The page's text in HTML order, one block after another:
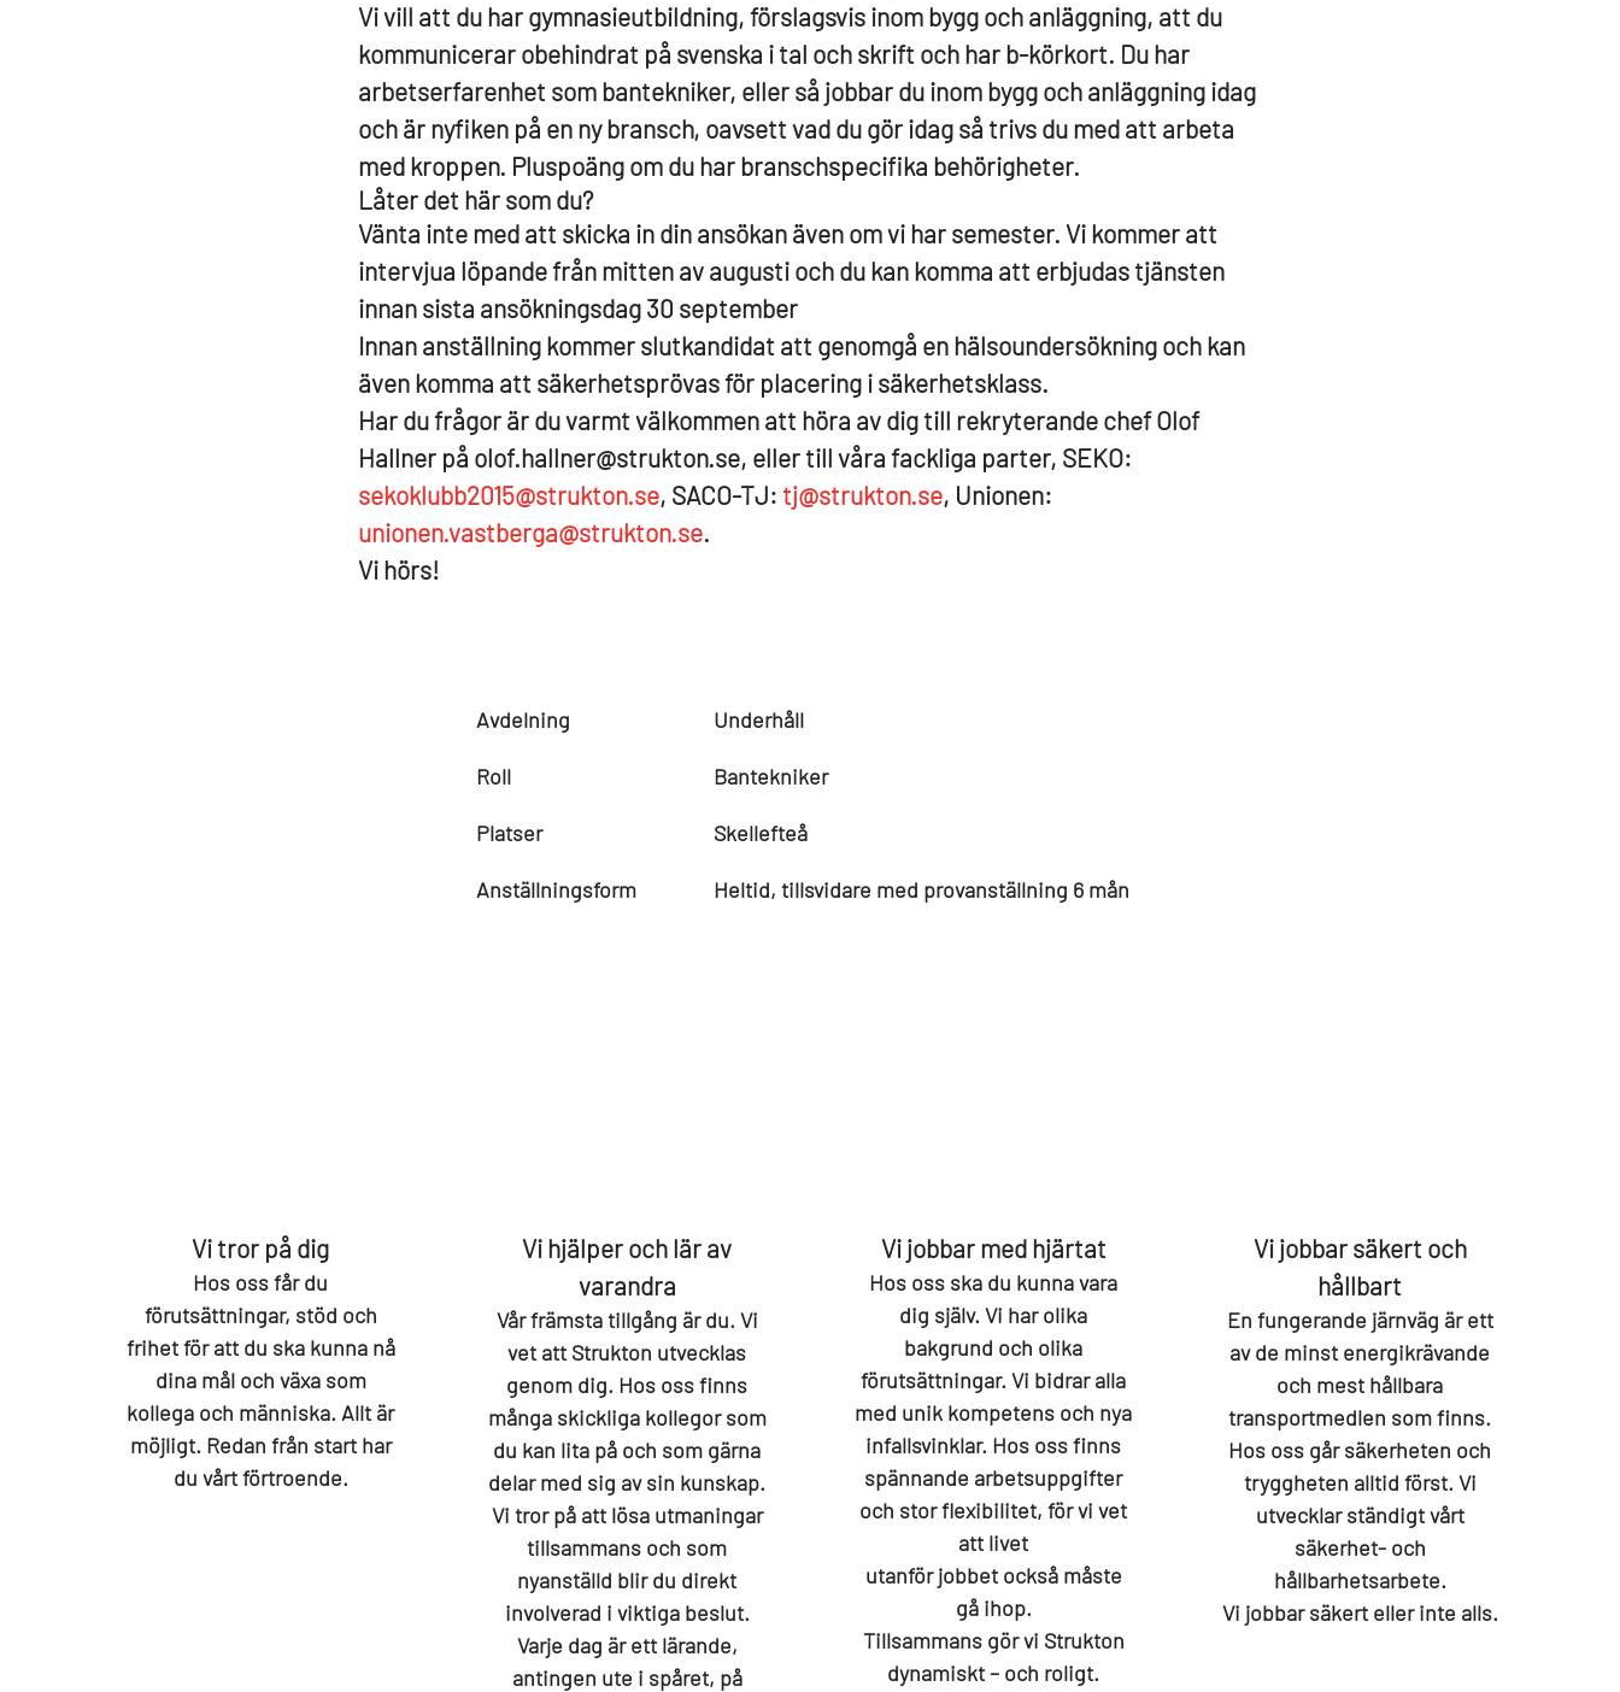
Vi vill att du har gymnasieutbildning, förslagsvis inom bygg och anläggning, att du
kommunicerar obehindrat på svenska i tal och skrift och har b-körkort. Du har
arbetserfarenhet som bantekniker, eller så jobbar du inom bygg och anläggning idag
och är nyfiken på en ny bransch, oavsett vad du gör idag så trivs du med att arbeta
med kroppen. Pluspoäng om du har branschspecifika behörigheter.
Låter det här som du?
Vänta inte med att skicka in din ansökan även om vi har semester. Vi kommer att
intervjua löpande från mitten av augusti och du kan komma att erbjudas tjänsten
innan sista ansökningsdag 30 september
Innan anställning kommer slutkandidat att genomgå en hälsoundersökning och kan
även komma att säkerhetsprövas för placering i säkerhetsklass.
Har du frågor är du varmt välkommen att höra av dig till rekryterande chef Olof
Hallner på olof.hallner@strukton.se, eller till våra fackliga parter, SEKO:
sekoklubb2015@strukton.se, SACO-TJ: tj@strukton.se, Unionen:
unionen.vastberga@strukton.se.
Vi hörs!
Avdelning Underhåll
Roll Bantekniker
Platser Skellefteå
Anställningsform Heltid, tillsvidare med provanställning 6 mån
Vi tror på dig
Hos oss får du
förutsättningar, stöd och
frihet för att du ska kunna nå
dina mål och växa som
kollega och människa. Allt är
möjligt. Redan från start har
du vårt förtroende.
Vi hjälper och lär av
varandra
Vår främsta tillgång är du. Vi
vet att Strukton utvecklas
genom dig. Hos oss finns
många skickliga kollegor som
du kan lita på och som gärna
delar med sig av sin kunskap.
Vi tror på att lösa utmaningar
tillsammans och som
nyanställd blir du direkt
involverad i viktiga beslut.
Varje dag är ett lärande,
antingen ute i spåret, på
Vi jobbar med hjärtat
Hos oss ska du kunna vara
dig själv. Vi har olika
bakgrund och olika
förutsättningar. Vi bidrar alla
med unik kompetens och nya
infallsvinklar. Hos oss finns
spännande arbetsuppgifter
och stor flexibilitet, för vi vet
att livet
utanför jobbet också måste
gå ihop.
Tillsammans gör vi Strukton
dynamiskt – och roligt.
Vi jobbar säkert och
hållbart
En fungerande järnväg är ett
av de minst energikrävande
och mest hållbara
transportmedlen som finns.
Hos oss går säkerheten och
tryggheten alltid först. Vi
utvecklar ständigt vårt
säkerhet- och
hållbarhetsarbete.
Vi jobbar säkert eller inte alls.